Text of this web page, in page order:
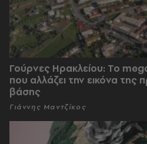
Γούρνες Ηρακλείου: To
που αλλάζει την εικόνα της
βάσης
Γιάννης Μαντζίκος